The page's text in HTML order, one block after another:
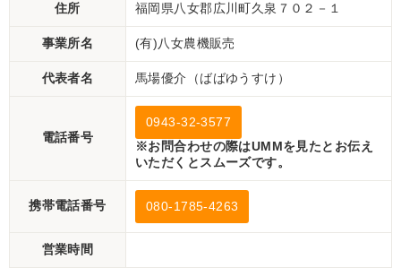
住所 福岡県八女郡広川町久泉７０２－１
事業所名 (有)八女農機販売
代表者名 馬場優介（ばばゆうすけ）
電話番号
0943-32-3577
※お問合わせの際はUMMを見たとお伝え
いただくとスムーズです。
携帯電話番号 080-1785-4263
営業時間